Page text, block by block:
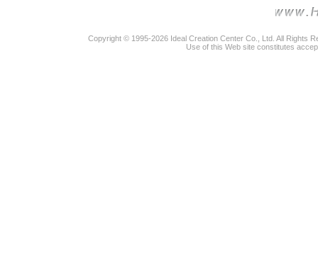
Copyright © 1995-2026 Ideal Creation Center Co., Ltd. All Rights
Use of this Web site constitutes